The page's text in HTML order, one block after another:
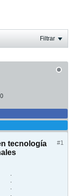
Filtrar
#1
tecnología
.
.
.
.